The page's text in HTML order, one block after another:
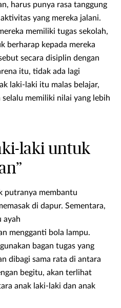
harus punya rasa tanggung
yang mereka jalani.
memiliki tugas sekolah,
berharap kepada mereka
secara disiplin dengan
itu, tidak ada lagi
laki-laki itu malas belajar,
memiliki nilai yang lebih
laki untuk
putranya membantu
di dapur. Sementara,
ayah
mengganti bola lampu.
bagan tugas yang
dibagi sama rata di antara
begitu, akan terlihat
anak laki-laki dan anak